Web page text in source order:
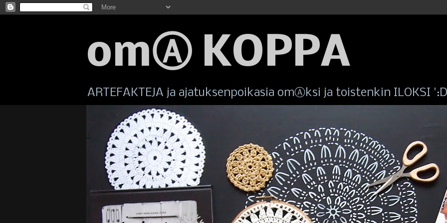
omⒶ KOPPA
ARTEFAKTEJA ja ajatuksenpoikasia omⒶksi ja toistenkin ILOKSI ':D